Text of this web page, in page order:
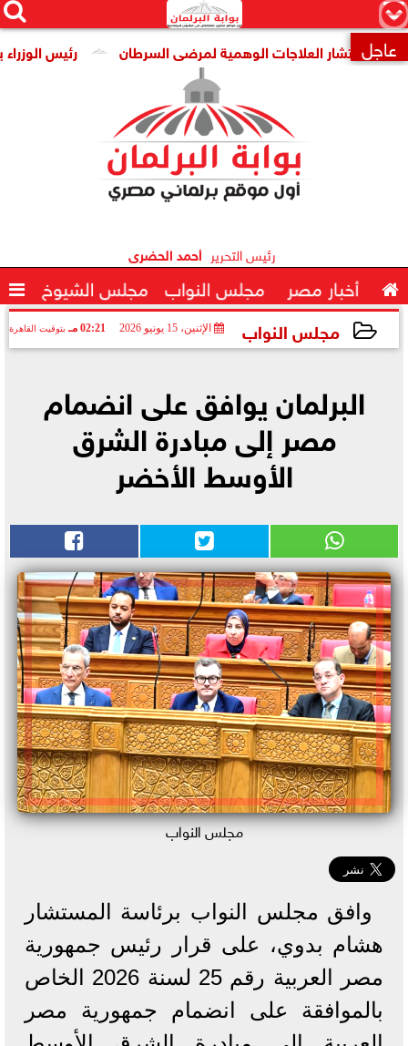
×


 عاجل رئيس الوزراء يتابع العلاجات الوهمية لمرضى السرطان
رئيس التحرير أحمد الحضرى
 أخبار مصر مجلس النواب مجلس الشيوخ 
مجلس النواب الإثنين، 15 يونيو 2026 02:21 مـ بتوقيت القاهرة
البرلمان يوافق على انضمام
مصر إلى مبادرة الشرق
الأوسط الأخضر
مجلس النواب
وافق مجلس النواب برئاسة المستشار
هشام بدوي، على قرار رئيس جمهورية
مصر العربية رقم 25 لسنة 2026 الخاص
بالموافقة على انضمام جمهورية مصر